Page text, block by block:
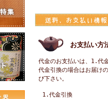
お支払い方
代金のお支払いは、1.代
代金引換の場合はお届け
び下さい。
1.代金引換